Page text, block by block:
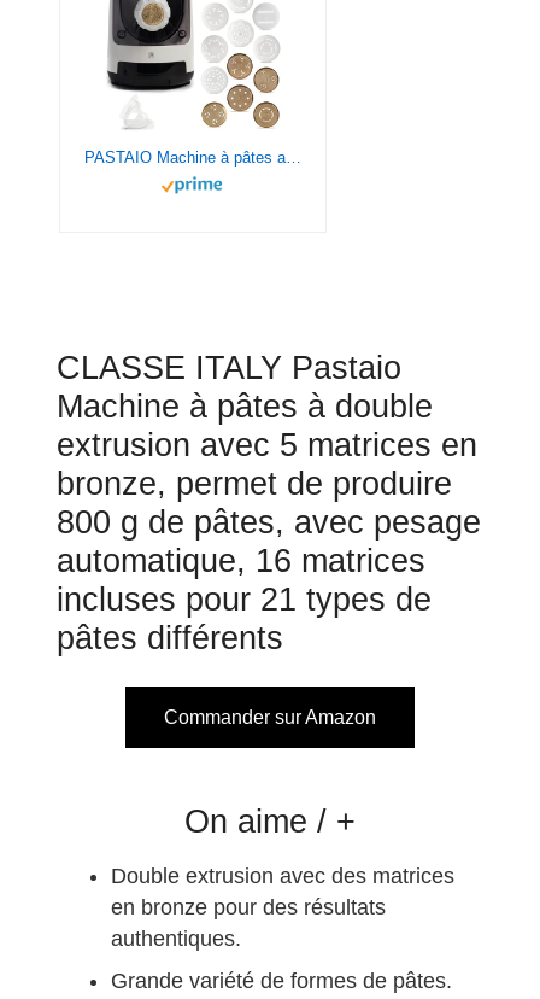
PASTAIO Machine à pâtes avec 16 Matrices dont 5 en bronze. Pasta Maker, balance intégrée, extrusion rapide, jusqu'à 800g de pâtes, jusqu'à 25 types de pâtes différentes. Classe Italie
CLASSE ITALY Pastaio
Machine à pâtes à double
extrusion avec 5 matrices en
bronze, permet de produire
800 g de pâtes, avec pesage
automatique, 16 matrices
incluses pour 21 types de
pâtes différents
Commander sur Amazon
On aime / +
Double extrusion avec des matrices
en bronze pour des résultats
authentiques.
Grande variété de formes de pâtes.